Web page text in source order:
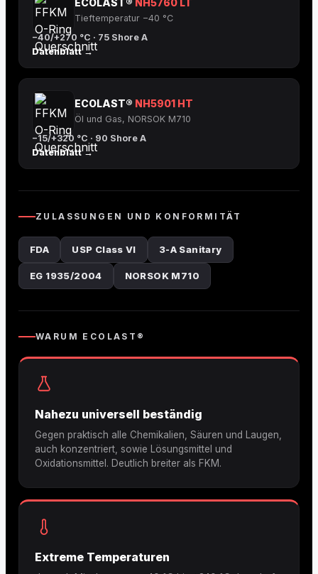
ECOLAST® NH5760 LT
Tieftemperatur −40 °C
−40/+270 °C · 75 Shore A
Datenblatt →
ECOLAST® NH5901 HT
Öl und Gas, NORSOK M710
−15/+320 °C · 90 Shore A
Datenblatt →
ZULASSUNGEN UND KONFORMITÄT
FDA USP Class VI 3-A Sanitary
EG 1935/2004 NORSOK M710
WARUM ECOLAST®
Nahezu universell beständig
Gegen praktisch alle Chemikalien, Säuren und Laugen,
auch konzentriert, sowie Lösungsmittel und
Oxidationsmittel. Deutlich breiter als FKM.
Extreme Temperaturen